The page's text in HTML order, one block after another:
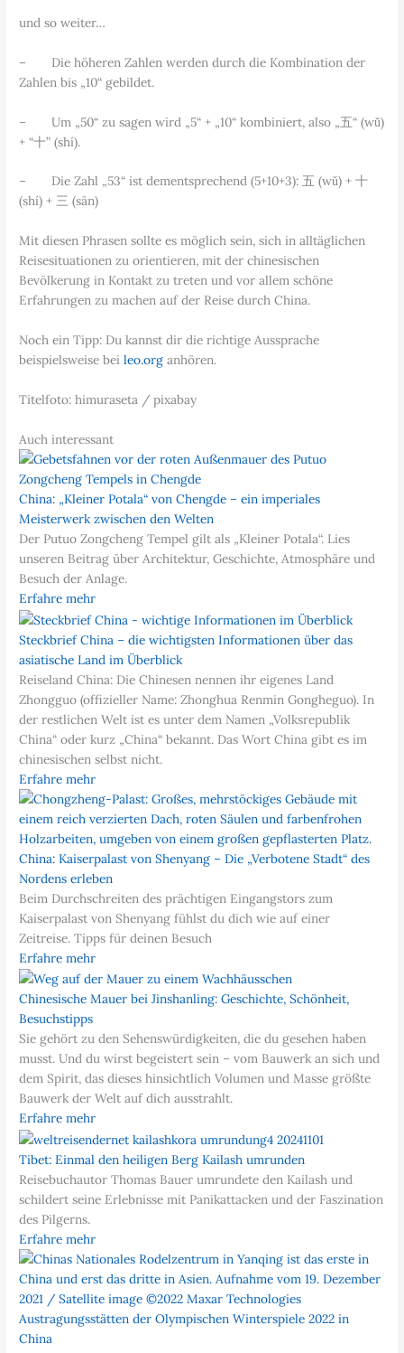
und so weiter…
– Die höheren Zahlen werden durch die Kombination der
Zahlen bis „10“ gebildet.
– Um „50“ zu sagen wird „5“ + „10“ kombiniert, also „五“ (wǔ)
+ “十” (shí).
– Die Zahl „53“ ist dementsprechend (5+10+3): 五 (wǔ) + 十
(shí) + 三 (sān)
Mit diesen Phrasen sollte es möglich sein, sich in alltäglichen
Reisesituationen zu orientieren, mit der chinesischen
Bevölkerung in Kontakt zu treten und vor allem schöne
Erfahrungen zu machen auf der Reise durch China.
Noch ein Tipp: Du kannst dir die richtige Aussprache
beispielsweise beileo.org anhören.
Titelfoto: himuraseta / pixabay
Auch interessant
China: „Kleiner Potala“ von Chengde – ein imperiales
Meisterwerk zwischen den Welten
Der Putuo Zongcheng Tempel gilt als „Kleiner Potala“. Lies
unseren Beitrag über Architektur, Geschichte, Atmosphäre und
Besuch der Anlage.
Erfahre mehr
Steckbrief China – die wichtigsten Informationen über das
asiatische Land im Überblick
Reiseland China: Die Chinesen nennen ihr eigenes Land
Zhongguo (offizieller Name: Zhonghua Renmin Gongheguo). In
der restlichen Welt ist es unter dem Namen „Volksrepublik
China“ oder kurz „China“ bekannt. Das Wort China gibt es im
chinesischen selbst nicht.
Erfahre mehr
China: Kaiserpalast von Shenyang – Die „Verbotene Stadt“ des
Nordens erleben
Beim Durchschreiten des prächtigen Eingangstors zum
Kaiserpalast von Shenyang fühlst du dich wie auf einer
Zeitreise. Tipps für deinen Besuch
Erfahre mehr
Chinesische Mauer bei Jinshanling: Geschichte, Schönheit,
Besuchstipps
Sie gehört zu den Sehenswürdigkeiten, die du gesehen haben
musst. Und du wirst begeistert sein – vom Bauwerk an sich und
dem Spirit, das dieses hinsichtlich Volumen und Masse größte
Bauwerk der Welt auf dich ausstrahlt.
Erfahre mehr
Tibet: Einmal den heiligen Berg Kailash umrunden
Reisebuchautor Thomas Bauer umrundete den Kailash und
schildert seine Erlebnisse mit Panikattacken und der Faszination
des Pilgerns.
Erfahre mehr
Austragungsstätten der Olympischen Winterspiele 2022 in
China